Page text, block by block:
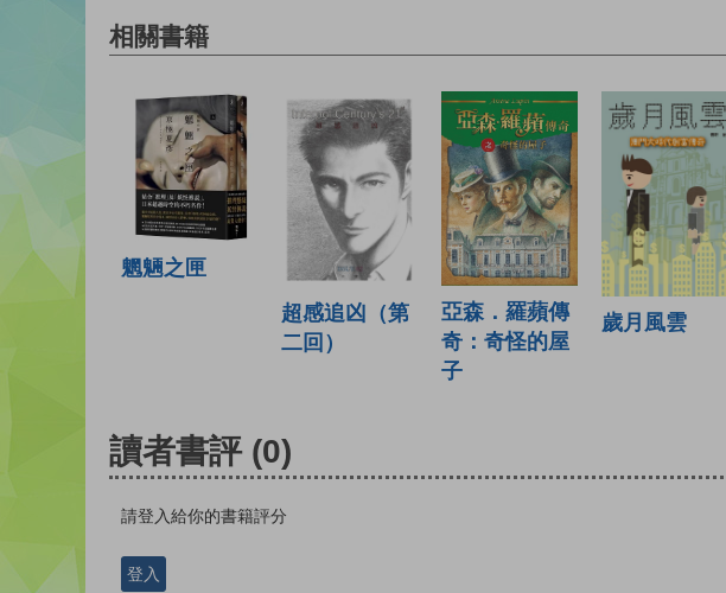
相關書籍
魍魎之匣
超感追凶（第
二回）
亞森．羅蘋傳
奇：奇怪的屋
子
歲月風雲
讀者書評 (0)
請登入給你的書籍評分
登入